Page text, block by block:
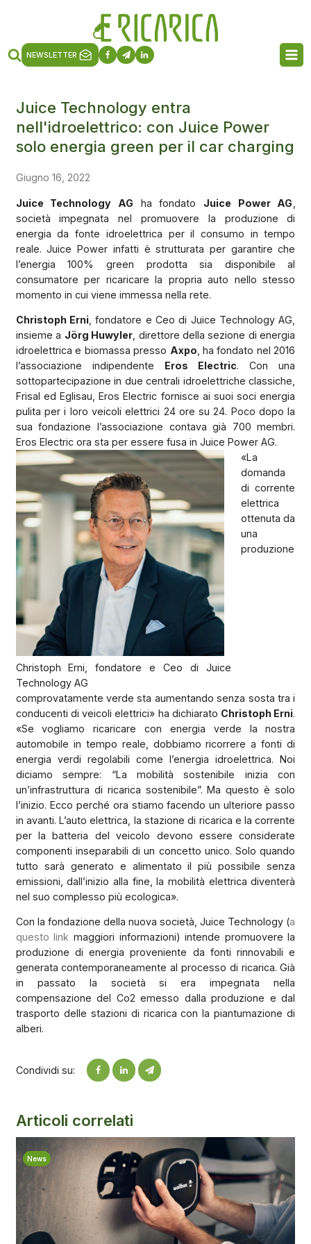
NEWSLETTER
Juice Technology entra
nell'idroelettrico: con Juice Power
solo energia green per il car charging
Giugno 16, 2022
Juice Technology AGha fondato Juice Power AG
società impegnata nel promuovere la produzione di
energia da fonte idroelettrica per il consumo in tempo
reale. Juice Power infatti è strutturata per garantire che
l’energia 100% green prodotta sia disponibile al
consumatore per ricaricare la propria auto nello stesso
momento in cui viene immessa nella rete.
Christoph Erni, fondatore e Ceo di Juice Technology AG,
insieme a Jörg Huwyler , direttore della sezione di energia
idroelettrica e biomassa presso Axpo , ha fondato nel 2016
l’associazione indipendente Eros Electric. Con una
sottopartecipazione in due centrali idroelettriche classiche,
Frisal ed Eglisau, Eros Electric fornisce ai suoi soci energia
pulita per i loro veicoli elettrici 24 ore su 24. Poco dopo la
sua fondazione l’associazione contava già 700 membri.
Eros Electric ora sta per essere fusa in Juice Power AG.
Christoph Erni, fondatore e Ceo di Juice
Technology AG
«La
domanda
di corrente
elettrica
ottenuta da
una
produzione
comprovatamente verde sta aumentando senza sosta tra i
conducenti di veicoli elettrici» ha dichiarato Christoph Erni.
«Se vogliamo ricaricare con energia verde la nostra
automobile in tempo reale, dobbiamo ricorrere a fonti di
energia verdi regolabili come l’energia idroelettrica. Noi
diciamo sempre: “La mobilità sostenibile inizia con
un’infrastruttura di ricarica sostenibile”. Ma questo è solo
l’inizio. Ecco perché ora stiamo facendo un ulteriore passo
in avanti. L’auto elettrica, la stazione di ricarica e la corrente
per la batteria del veicolo devono essere considerate
componenti inseparabili di un concetto unico. Solo quando
tutto sarà generato e alimentato il più possibile senza
emissioni, dall’inizio alla fine, la mobilità elettrica diventerà
nel suo complesso più ecologica».
Con la fondazione della nuova società, Juice Technology (a
questo link maggiori informazioni) intende promuovere la
produzione di energia proveniente da fonti rinnovabili e
generata contemporaneamente al processo di ricarica. Già
in passato la società si era impegnata nella
compensazione del Co2 emesso dalla produzione e dal
trasporto delle stazioni di ricarica con la piantumazione di
alberi.
Condividi su:
Articoli correlati
News